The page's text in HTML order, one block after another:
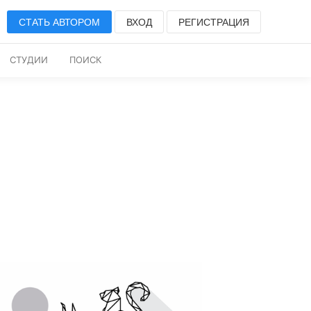
СТАТЬ АВТОРОМ ВХОД РЕГИСТРАЦИЯ
СТУДИИ ПОИСК